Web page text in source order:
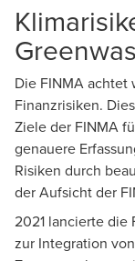
Die FINMA
Finanzrisiken.
Ziele der FINMA
genauere
Risiken durch
der Aufsicht der
2021 lancierte die
zur Integration